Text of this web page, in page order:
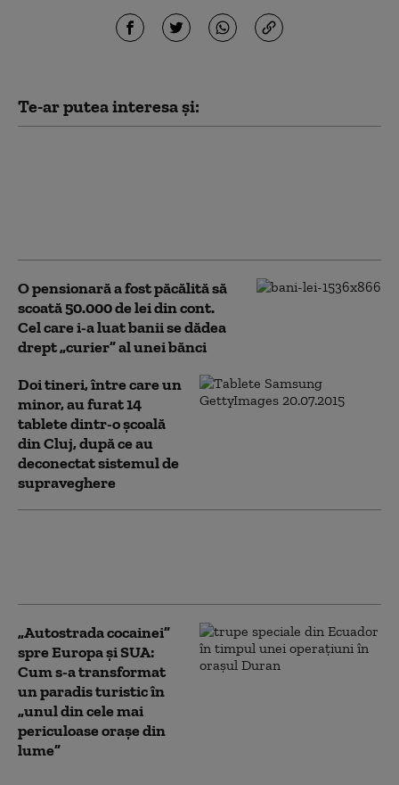
Te-ar putea interesa și:
O pensionară a fost păcălită să
scoată 50.000 de lei din cont.
Cel care i-a luat banii se dădea
drept „curier” al unei bănci
Doi tineri, între care un
minor, au furat 14
tablete dintr-o şcoală
din Cluj, după ce au
deconectat sistemul de
supraveghere
„Autostrada cocainei”
spre Europa și SUA:
Cum s-a transformat
un paradis turistic în
„unul din cele mai
periculoase orașe din
lume”